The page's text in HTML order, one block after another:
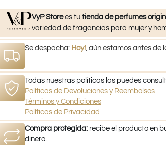
VyP Storees tutienda de perfumes
variedad de fragancias para mujer y
Se despacha: Hoy!, aún estamos antes de
Todas nuestras políticas las puedes
Políticas de Devoluciones y Reembolsos
Términos y Condiciones
Políticas de Privacidad
Compra protegida: recibe el producto en
dinero.